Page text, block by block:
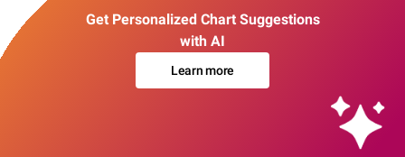
Get Personalized Chart Suggestions
with AI
Learn more